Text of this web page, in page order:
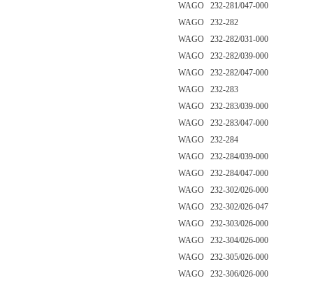
WAGO 232-281/047-000
WAGO 232-282
WAGO 232-282/031-000
WAGO 232-282/039-000
WAGO 232-282/047-000
WAGO 232-283
WAGO 232-283/039-000
WAGO 232-283/047-000
WAGO 232-284
WAGO 232-284/039-000
WAGO 232-284/047-000
WAGO 232-302/026-000
WAGO 232-302/026-047
WAGO 232-303/026-000
WAGO 232-304/026-000
WAGO 232-305/026-000
WAGO 232-306/026-000